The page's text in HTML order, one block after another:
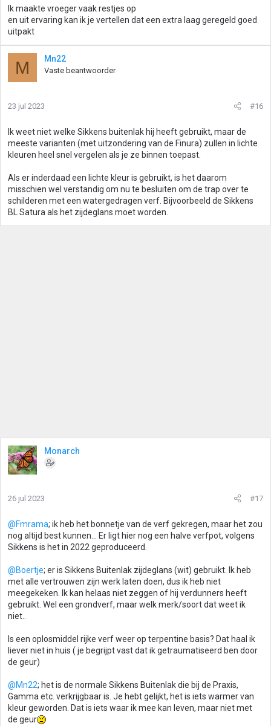
Ik maakte vroeger vaak restjes op
en uit ervaring kan ik je vertellen dat een extra laag geregeld goed
uitpakt
M Mn22
Vaste beantwoorder
23 jul 2023 #16
Ik weet niet welke Sikkens buitenlak hij heeft gebruikt, maar de
meeste varianten (met uitzondering van de Finura) zullen in lichte
kleuren heel snel vergelen als je ze binnen toepast.
Als er inderdaad een lichte kleur is gebruikt, is het daarom
misschien wel verstandig om nu te besluiten om de trap over te
schilderen met een watergedragen verf. Bijvoorbeeld de Sikkens
BL Satura als het zijdeglans moet worden.
Monarch
26 jul 2023 #17
@Fmrama; ik heb het bonnetje van de verf gekregen, maar het zou
nog altijd best kunnen… Er ligt hier nog een halve verfpot, volgens
Sikkens is het in 2022 geproduceerd.
@Boertje; er is Sikkens Buitenlak zijdeglans (wit) gebruikt. Ik heb
met alle vertrouwen zijn werk laten doen, dus ik heb niet
meegekeken. Ik kan helaas niet zeggen of hij verdunners heeft
gebruikt. Wel een grondverf, maar welk merk/soort dat weet ik
niet..
Is een oplosmiddel rijke verf weer op terpentine basis? Dat haal ik
liever niet in huis ( je begrijpt vast dat ik getraumatiseerd ben door
de geur)
@Mn22; het is de normale Sikkens Buitenlak die bij de Praxis,
Gamma etc. verkrijgbaar is. Je hebt gelijkt, het is iets warmer van
kleur geworden. Dat is iets waar ik mee kan leven, maar niet met
de geur